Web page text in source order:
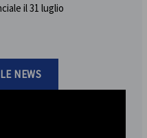
il 31 luglio
NEWS